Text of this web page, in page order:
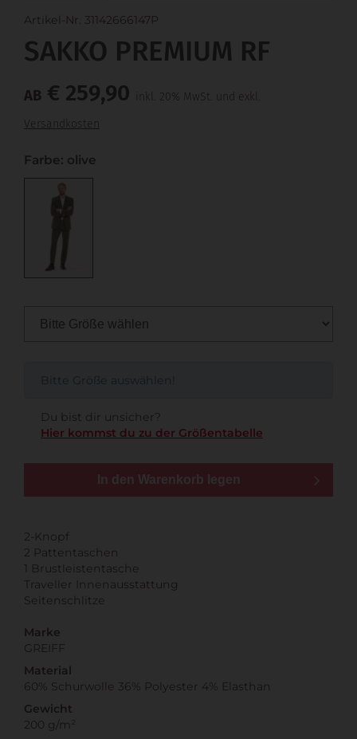
Artikel-Nr. 31142666147P
SAKKO PREMIUM RF
AB € 259,90
inkl. 20% MwSt. und exkl.
Versandkosten
Farbe: olive
Bitte Größe auswählen!
Du bist dir unsicher?
Hier kommst du zu der Größentabelle
In den Warenkorb legen
2-Knopf
2 Pattentaschen
1 Brustleistentasche
Traveller Innenausstattung
Seitenschlitze
Marke
GREIFF
Material
60% Schurwolle 36% Polyester 4% Elasthan
Gewicht
200 g/m²